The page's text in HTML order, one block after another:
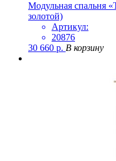
Модульная спальня
золотой)
Артикул:
20876
30 660 р. В корзину